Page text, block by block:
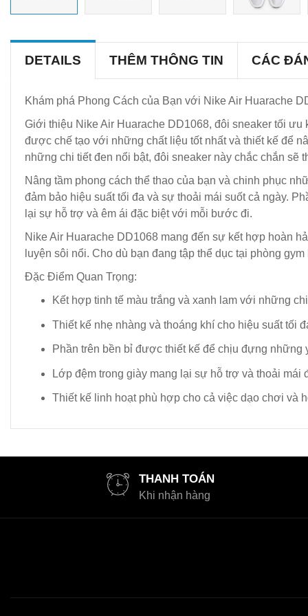
DETAILS THÊM THÔNG TIN CÁC
Khám phá Phong Cách của Bạn với Nike Air Huarache
Giới thiệu Nike Air Huarache DD1068, đôi sneaker tối
được chế tạo với những chất liệu tốt nhất và thiết kế để
những chi tiết đen nổi bật, đôi sneaker này chắc chắn sẽ
Nâng tầm phong cách thể thao của bạn và chinh phục
đảm bảo hiệu suất tối đa và sự thoải mái suốt cả ngày.
lại sự hỗ trợ và êm ái đặc biệt với mỗi bước đi.
Nike Air Huarache DD1068 mang đến sự kết hợp hoàn
luyện sôi nổi. Cho dù bạn đang tập thể dục tại phòng
Đặc Điểm Quan Trọng:
Kết hợp tinh tế màu trắng và xanh lam với những
Thiết kế nhẹ nhàng và thoáng khí cho hiệu suất tối
Phần trên bền bỉ được thiết kế để chịu đựng những
Lớp đệm trong giày mang lại sự hỗ trợ và thoải mái
Thiết kế linh hoạt phù hợp cho cả việc dạo chơi và
THANH TOÁN
Khi nhận hàng